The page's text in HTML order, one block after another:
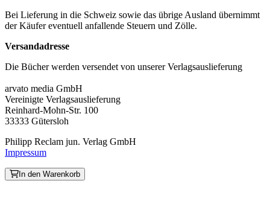
Bei Lieferung in die Schweiz sowie das übrige Ausland übernimmt
der Käufer eventuell anfallende Steuern und Zölle.
Versandadresse
Die Bücher werden versendet von unserer Verlagsauslieferung
arvato media GmbH
Vereinigte Verlagsauslieferung
Reinhard-Mohn-Str. 100
33333 Gütersloh
Philipp Reclam jun. Verlag GmbH
Impressum
In den Warenkorb